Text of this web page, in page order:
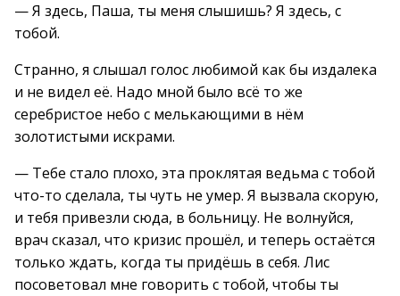
— Я здесь, Паша, ты меня слышишь? Я здесь, с
тобой.
Странно, я слышал голос любимой как бы издалека
и не видел её. Надо мной было всё то же
серебристое небо с мелькающими в нём
золотистыми искрами.
— Тебе стало плохо, эта проклятая ведьма с тобой
что-то сделала, ты чуть не умер. Я вызвала скорую,
и тебя привезли сюда, в больницу. Не волнуйся,
врач сказал, что кризис прошёл, и теперь остаётся
только ждать, когда ты придёшь в себя. Лис
посоветовал мне говорить с тобой, чтобы ты